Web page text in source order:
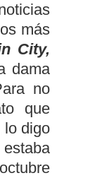
más
City,
dama
no
que
lo digo